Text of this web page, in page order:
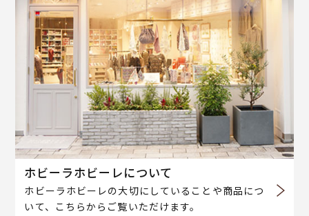
ホビーラホビーレについて
ホビーラホビーレの大切にしていることや商品につ
いて、こちらからご覧いただけます。